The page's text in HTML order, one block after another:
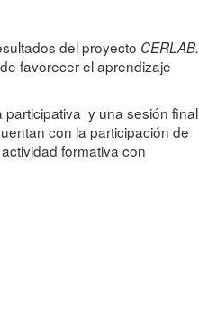
del proyecto CERLAB.
favorecer el aprendizaje
participativa y una sesión final
con la participación de
formativa con